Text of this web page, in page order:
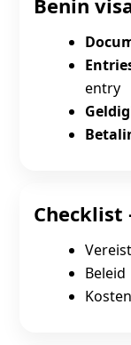
Benin
entry
Beleid
Kosten